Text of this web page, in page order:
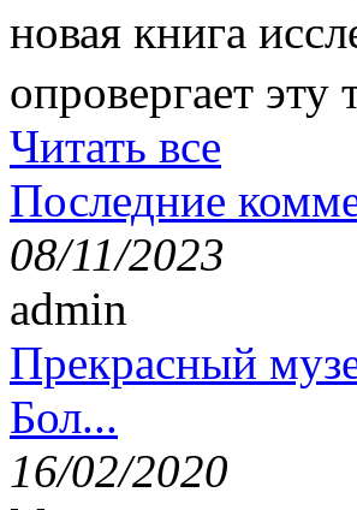
новая книга
опровергает эту
Читать все
Последние
08/11/2023
admin
Прекрасный
Бол...
16/02/2020